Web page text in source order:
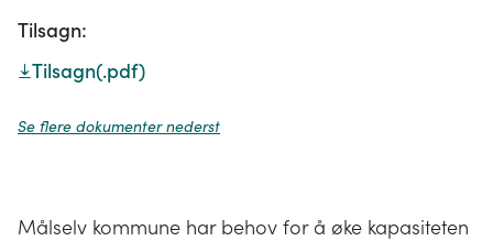
Tilsagn:
Tilsagn(.pdf)
Se flere dokumenter nederst
Målselv kommune har behov for å øke kapasiteten